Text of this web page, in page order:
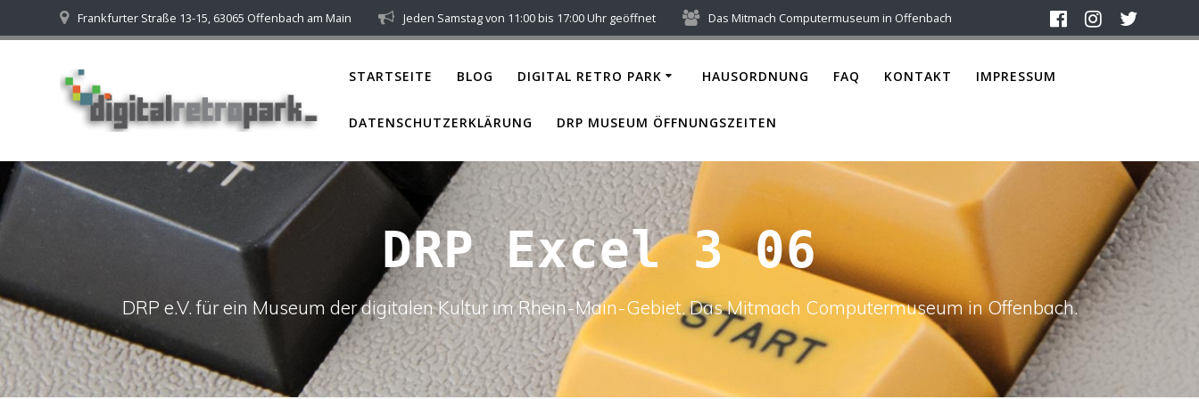
to
Frankfurter Straße 13-15, 63065 Offenbach am Main Jeden Samstag von 11:00 bis 17:00 Uhr geöffnet Das Mitmach Computermuseum in Offenbach
STARTSEITE BLOG DIGITAL RETRO PARK HAUSORDNUNG FAQ KONTAKT IMPRESSUM
DATENSCHUTZERKLÄRUNG DRP MUSEUM ÖFFNUNGSZEITEN
DRP Excel 3 06
DRP e.V. für ein Museum der digitalen Kultur im Rhein-Main-Gebiet. Das Mitmach Computermuseum in Offenbach.